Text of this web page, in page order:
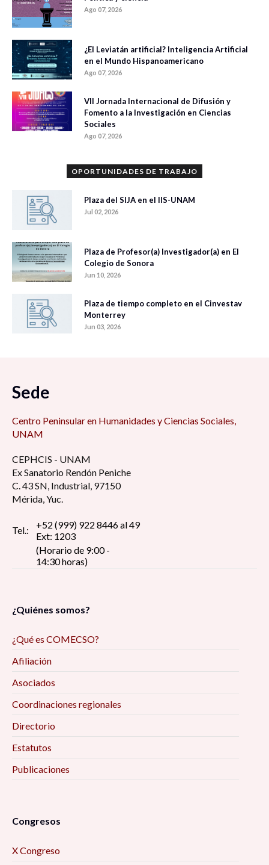
Ago 07, 2026
¿El Leviatán artificial? Inteligencia Artificial
en el Mundo Hispanoamericano
Ago 07, 2026
VII Jornada Internacional de Difusión y
Fomento a la Investigación en Ciencias
Sociales
Ago 07, 2026
OPORTUNIDADES DE TRABAJO
Plaza del SIJA en el IIS-UNAM
Jul 02, 2026
Plaza de Profesor(a) Investigador(a) en El
Colegio de Sonora
Jun 10, 2026
Plaza de tiempo completo en el Cinvestav
Monterrey
Jun 03, 2026
Sede
Centro Peninsular en Humanidades y Ciencias Sociales,
UNAM
CEPHCIS - UNAM
Ex Sanatorio Rendón Peniche
C. 43 SN, Industrial, 97150
Mérida, Yuc.
Tel.:
+52 (999) 922 8446 al 49
Ext: 1203
(Horario de 9:00 -
14:30 horas)
¿Quiénes somos?
¿Qué es COMECSO?
Afiliación
Asociados
Coordinaciones regionales
Directorio
Estatutos
Publicaciones
Congresos
X Congreso